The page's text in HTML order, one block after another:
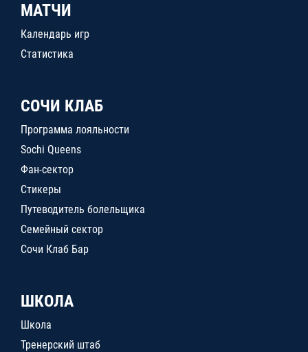
МАТЧИ
Календарь игр
Статистика
СОЧИ КЛАБ
Программа лояльности
Sochi Queens
Фан-сектор
Стикеры
Путеводитель болельщика
Семейный сектор
Сочи Клаб Бар
ШКОЛА
Школа
Тренерский штаб